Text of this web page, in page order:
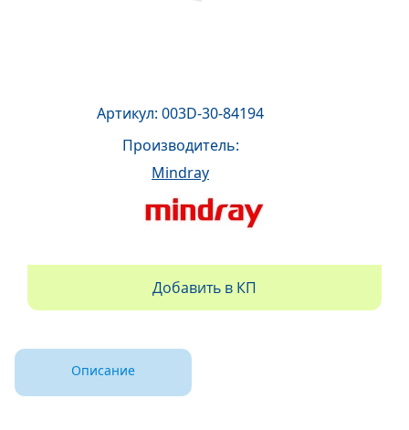
Артикул: 003D-30-84194
Производитель:
Mindray
Добавить в КП
Описание